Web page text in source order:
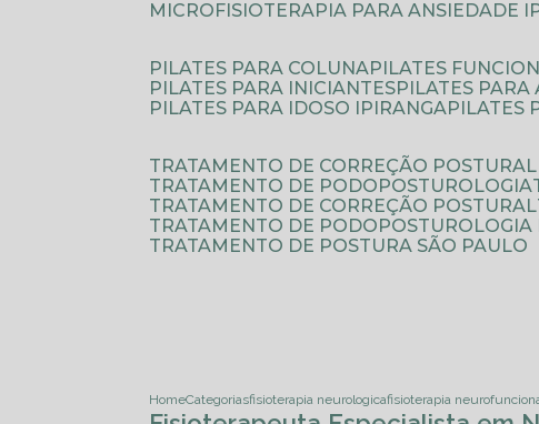
MICROFISIOTERAPIA PARA ANSIEDADE
PILATES PARA COLUNA
PILATES
PILATES PARA INICIANTES
PILATES
PILATES PARA IDOSO IPIRANGA
TRATAMENTO DE CORREÇÃO
TRATAMENTO DE PODOPOSTUROLOGIA
TRATAMENTO DE CORREÇÃO POSTURAL
TRATAMENTO DE
TRATAMENTO DE POSTURA SÃO PAULO
HomeCategoriasfisioterapia neurologicafisioterapia